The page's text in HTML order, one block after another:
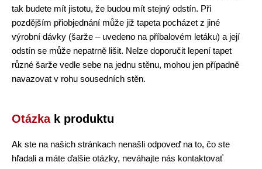
tak budete mít jistotu, že budou mít stejný odstín. Při
pozdějším přiobjednání může již tapeta pocházet z jiné
výrobní dávky (šarže – uvedeno na příbalovém letáku) a její
odstín se může nepatrně lišit. Nelze doporučit lepení tapet
různé šarže vedle sebe na jednu stěnu, mohou jen případně
navazovat v rohu sousedních stěn.
Otázkak produktu
Ak ste na našich stránkach nenašli odpoveď na to, čo ste
hľadali a máte ďalšie otázky, neváhajte nás kontaktovať